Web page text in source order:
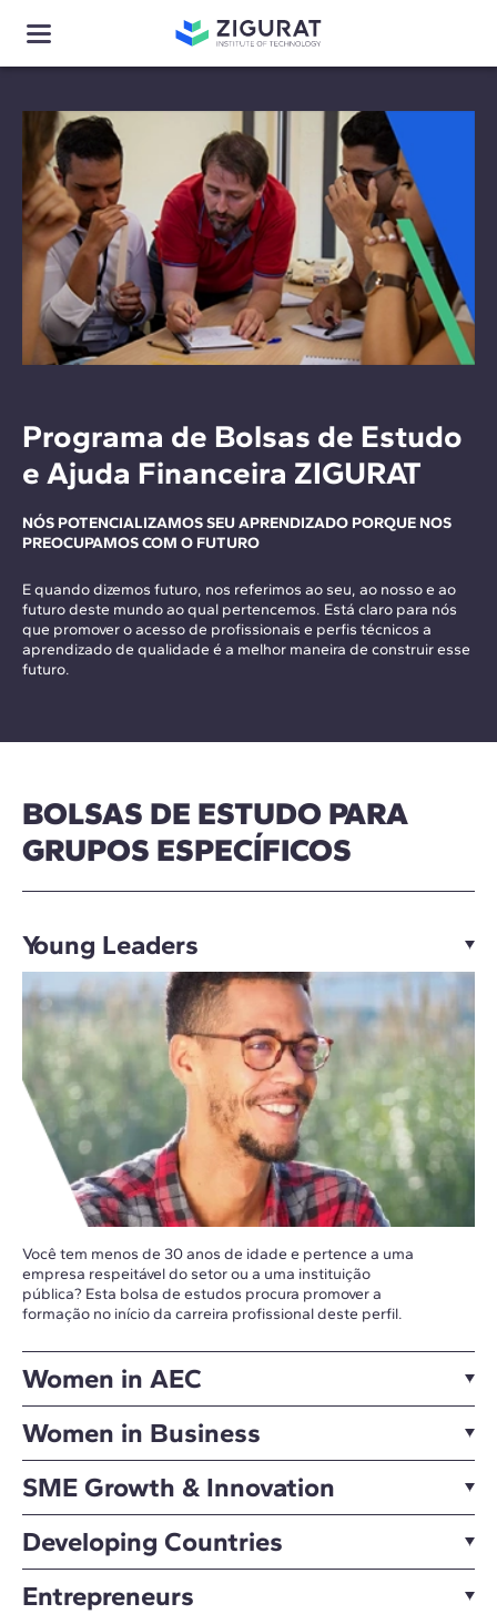
Programa de Bolsas de Estudo
e Ajuda Financeira ZIGURAT
NÓS POTENCIALIZAMOS SEU APRENDIZADO PORQUE NOS
PREOCUPAMOS COM O FUTURO
E quando dizemos futuro, nos referimos ao seu, ao nosso e ao
futuro deste mundo ao qual pertencemos. Está claro para nós
que promover o acesso de profissionais e perfis técnicos a
aprendizado de qualidade é a melhor maneira de construir esse
futuro.
BOLSAS DE ESTUDO PARA
GRUPOS ESPECÍFICOS
Young Leaders
Você tem menos de 30 anos de idade e pertence a uma
empresa respeitável do setor ou a uma instituição
pública? Esta bolsa de estudos procura promover a
formação no início da carreira profissional deste perfil.
Women in AEC
Women in Business
SME Growth & Innovation
Developing Countries
Entrepreneurs